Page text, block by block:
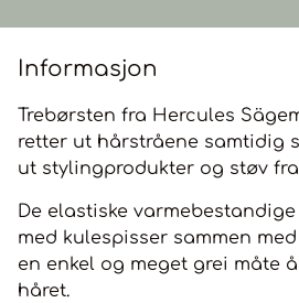
Informasjon
Trebørsten fra Hercules
retter ut hårstråene samtidig
ut stylingprodukter og støv
De elastiske
med kulespisser sammen
en enkel og meget grei måte
håret.